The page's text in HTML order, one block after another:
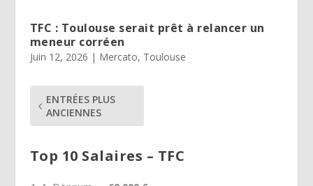
TFC : Toulouse serait prêt à relancer un
meneur corréen
Juin 12, 2026 | Mercato, Toulouse
ENTRÉES PLUS
ANCIENNES
Top 10 Salaires – TFC